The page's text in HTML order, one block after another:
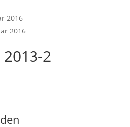
2016
2016
2